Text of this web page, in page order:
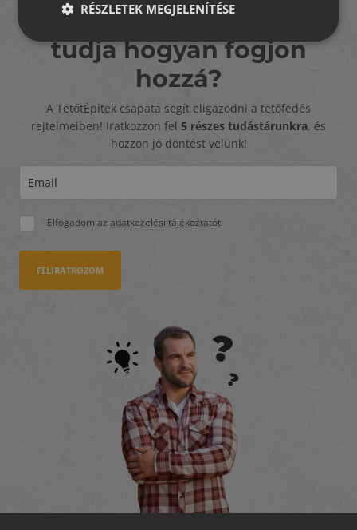
Felújít, építkezik, de nem
tudja hogyan fogjon
hozzá?
A TetőtÉpítek csapata segít eligazodni a tetőfedés
rejtelmeiben! Iratkozzon fel 5 részes tudástárunkra, és
hozzon jó döntést velünk!
Elfogadom az adatkezelési tájékoztatót
FELIRATKOZOM
RÉSZLETEK MEGJELENÍTÉSE